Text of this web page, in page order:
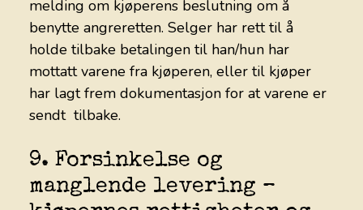
melding om kjøperens beslutning om å
benytte angreretten. Selger har rett til å
holde tilbake betalingen til han/hun har
mottatt varene fra kjøperen, eller til kjøper
har lagt frem dokumentasjon for at varene er
sendt tilbake.
9. Forsinkelse og
manglende levering –